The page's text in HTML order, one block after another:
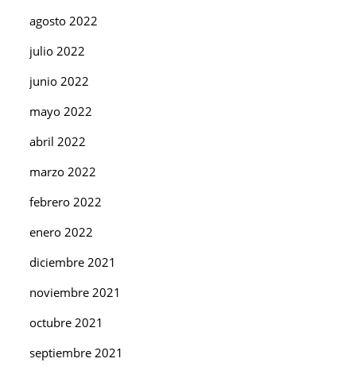
agosto 2022
julio 2022
junio 2022
mayo 2022
abril 2022
marzo 2022
febrero 2022
enero 2022
diciembre 2021
noviembre 2021
octubre 2021
septiembre 2021